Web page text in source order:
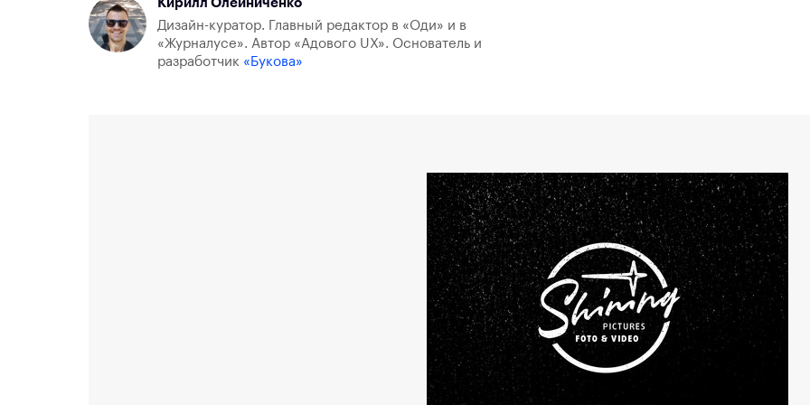
Кирилл Олейниченко
Дизайн-куратор. Главный редактор в «Оди» и в
«Журналусе». Автор «Адового UX». Основатель и
разработчик «Букова»